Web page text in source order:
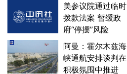
美参议院通过临时
拨款法案 暂缓政
府“停摆”风险
阿曼：霍尔木兹海
峡通航安排谈判在
积极氛围中推进